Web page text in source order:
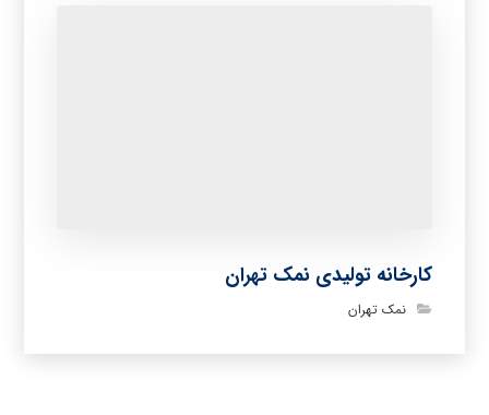
کارخانه تولیدی نمک تهران
نمک تهران